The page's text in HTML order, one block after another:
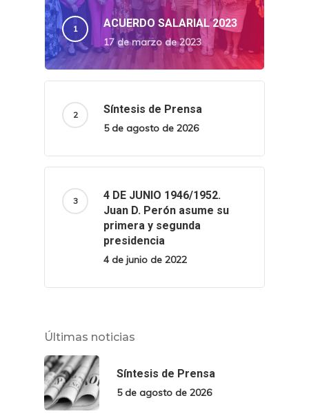
ACUERDO SALARIAL 2023
17 de marzo de 2023
Síntesis de Prensa
5 de agosto de 2026
4 DE JUNIO 1946/1952.
Juan D. Perón asume su
primera y segunda
presidencia
4 de junio de 2022
Últimas noticias
Síntesis de Prensa
5 de agosto de 2026